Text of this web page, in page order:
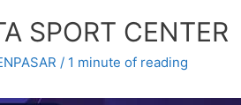
SPORT CENTER
/ 1 minute of reading